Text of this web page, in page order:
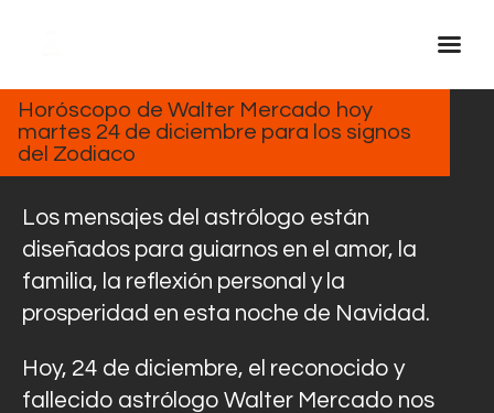
Inicio Real FM
Streaming
En Vivo
Descarga La APP
Programas
Noticias
Equipo
Sobre Nosotros
24, 2024
Horóscopo de Walter Mercado hoy
martes 24 de diciembre para los signos
del Zodiaco
Los mensajes del astrólogo están
diseñados para guiarnos en el amor, la
familia, la reflexión personal y la
prosperidad en esta noche de Navidad.
Hoy, 24 de diciembre, el reconocido y
fallecido astrólogo Walter Mercado nos